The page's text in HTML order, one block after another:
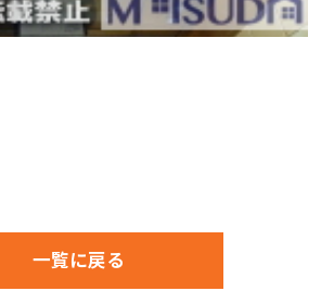
一覧に戻る